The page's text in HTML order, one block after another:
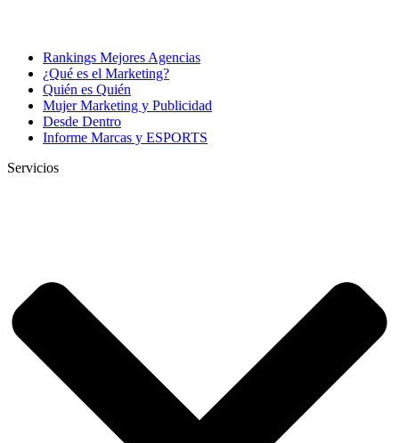
Rankings Mejores Agencias
¿Qué es el Marketing?
Quién es Quién
Mujer Marketing y Publicidad
Desde Dentro
Informe Marcas y ESPORTS
Servicios